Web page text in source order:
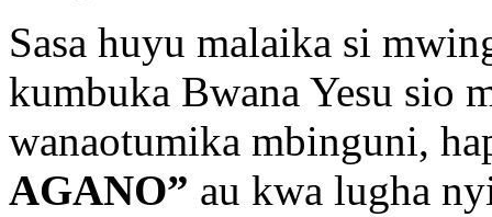
Sasa huyu malaika si
kumbuka Bwana Yesu sio
wanaotumika mbinguni,
AGANO” au kwa lugha